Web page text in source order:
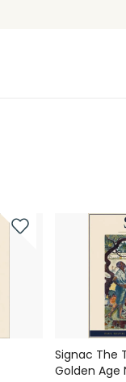
Signac The
Golden Age